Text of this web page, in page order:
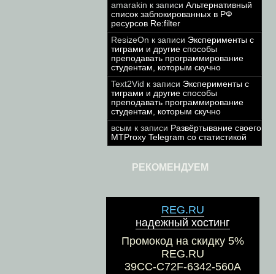
amarakin к записи Альтернативный
список заблокированных в РФ
ресурсов Re:filter
ResizeOn к записи Эксперименты с
тиграми и другие способы
преподавать программирование
студентам, которым скучно
Text2Vid к записи Эксперименты с
тиграми и другие способы
преподавать программирование
студентам, которым скучно
всым к записи Развёртывание своего
MTProxy Telegram со статистикой
РЕКОМЕНДУЕМ
REG.RU
надежный хостинг
Промокод на скидку 5%
REG.RU
39CC-C72F-6342-560A